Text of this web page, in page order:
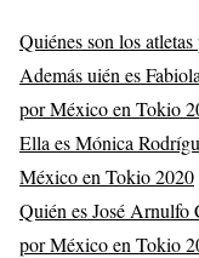
Quiénes son los
Además uién es
por México en Tokio
Ella es Mónica
México en Tokio 2020
Quién es José Arnulfo
por México en Tokio